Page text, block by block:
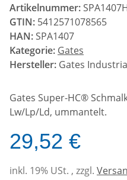
Artikelnummer:
GTIN: 5412571078565
HAN: SPA1407
Kategorie: Gates
Hersteller: Gates
Gates Super-HC®
Lw/Lp/Ld, ummantelt.
29,52 €
inkl. 19% USt. , zzgl.